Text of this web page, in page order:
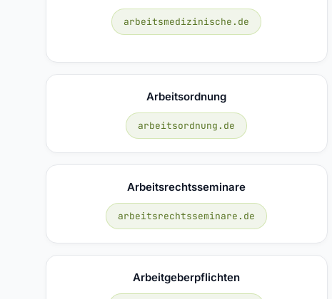
arbeitsmedizinische.de
Arbeitsordnung
arbeitsordnung.de
Arbeitsrechtsseminare
arbeitsrechtsseminare.de
Arbeitgeberpflichten